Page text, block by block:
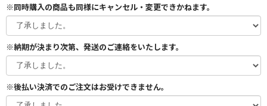
※同時購入の商品も同様にキャンセル・変更できかねます。
※納期が決まり次第、発送のご連絡をいたします。
※後払い決済でのご注文はお受けできません。